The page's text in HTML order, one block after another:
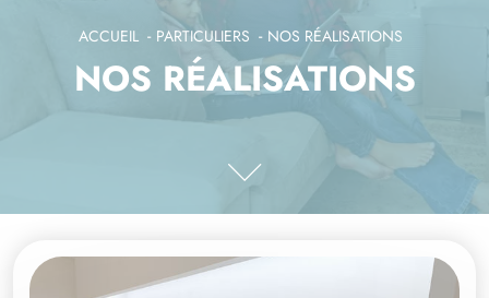
ACCUEIL PARTICULIERS NOS RÉALISATIONS
NOS RÉALISATIONS